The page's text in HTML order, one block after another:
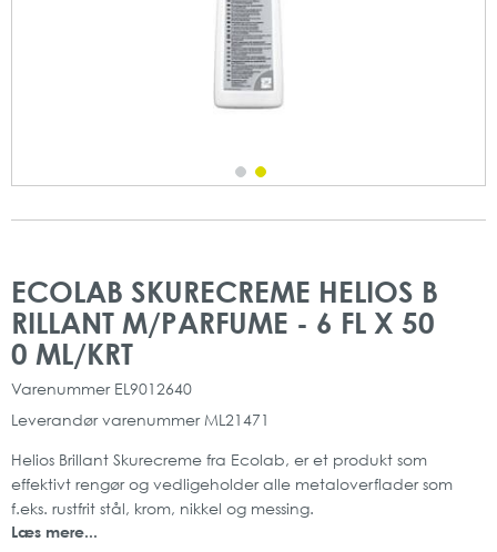
ECOLAB SKURECREME HELIOS B
RILLANT M/PARFUME - 6 FL X 50
0 ML/KRT
Varenummer EL9012640
Leverandør varenummer ML21471
Helios Brillant Skurecreme fra Ecolab, er et produkt som
effektivt rengør og vedligeholder alle metaloverflader som
f.eks. rustfrit stål, krom, nikkel og messing.
Produktet er også velegnet til syreresistente glas-keramiske
Læs mere...
slutningen
af
billedgalleriet
starten
af
billedgalleriet